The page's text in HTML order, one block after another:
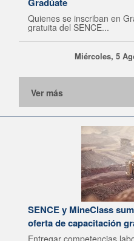
Quienes se inscriban en
gratuita del SENCE...
Miércoles, 5
Ver más
SENCE y MineClass
oferta de capacitación
Entregar competencias